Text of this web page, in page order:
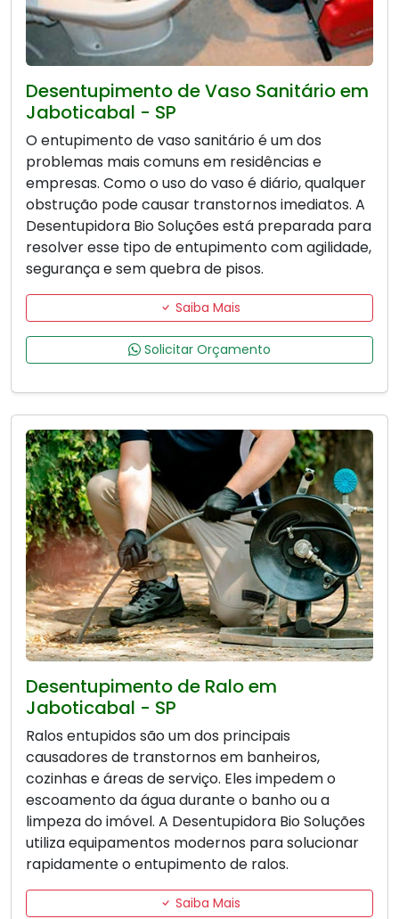
Desentupimento de Vaso Sanitário em
Jaboticabal - SP
O entupimento de vaso sanitário é um dos
problemas mais comuns em residências e
empresas. Como o uso do vaso é diário, qualquer
obstrução pode causar transtornos imediatos. A
Desentupidora Bio Soluções está preparada para
resolver esse tipo de entupimento com agilidade,
segurança e sem quebra de pisos.
Saiba Mais
Solicitar Orçamento
Desentupimento de Ralo em
Jaboticabal - SP
Ralos entupidos são um dos principais
causadores de transtornos em banheiros,
cozinhas e áreas de serviço. Eles impedem o
escoamento da água durante o banho ou a
limpeza do imóvel. A Desentupidora Bio Soluções
utiliza equipamentos modernos para solucionar
rapidamente o entupimento de ralos.
Saiba Mais